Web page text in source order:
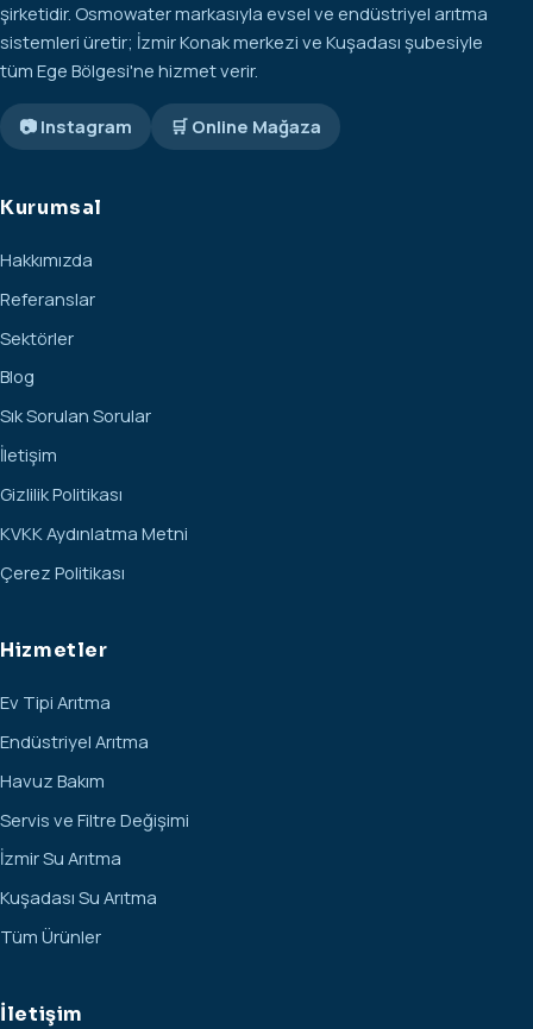
şirketidir. Osmowater markasıyla evsel ve endüstriyel arıtma
sistemleri üretir; İzmir Konak merkezi ve Kuşadası şubesiyle
tüm Ege Bölgesi'ne hizmet verir.
📷 Instagram 🛒 Online Mağaza
Kurumsal
Hakkımızda
Referanslar
Sektörler
Blog
Sık Sorulan Sorular
İletişim
Gizlilik Politikası
KVKK Aydınlatma Metni
Çerez Politikası
Hizmetler
Ev Tipi Arıtma
Endüstriyel Arıtma
Havuz Bakım
Servis ve Filtre Değişimi
İzmir Su Arıtma
Kuşadası Su Arıtma
Tüm Ürünler
İletişim